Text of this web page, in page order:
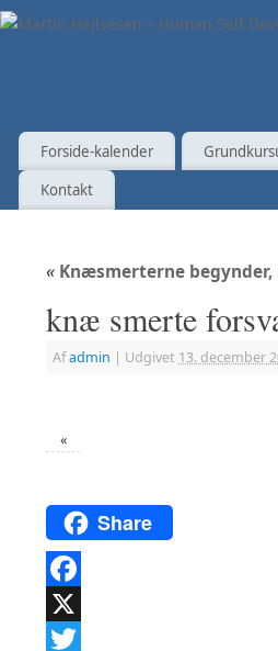
Forside-kalender
Kontakt
« Knæsmerterne
knæ smerte
Afadmin | Udgivet 13. december
«
Share
Facebook
X